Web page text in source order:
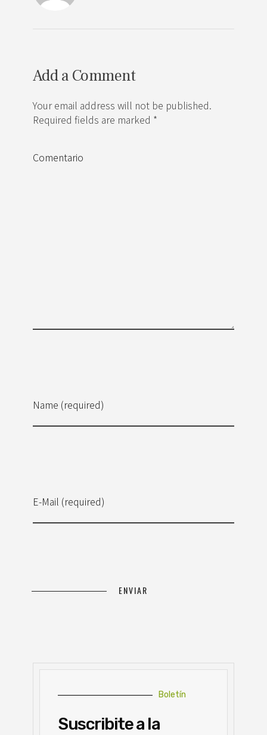
Add a Comment
Your email address will not be published.
Required fields are marked *
Name (required)
E-Mail (required)
Comentario
Boletín
Suscribite a la